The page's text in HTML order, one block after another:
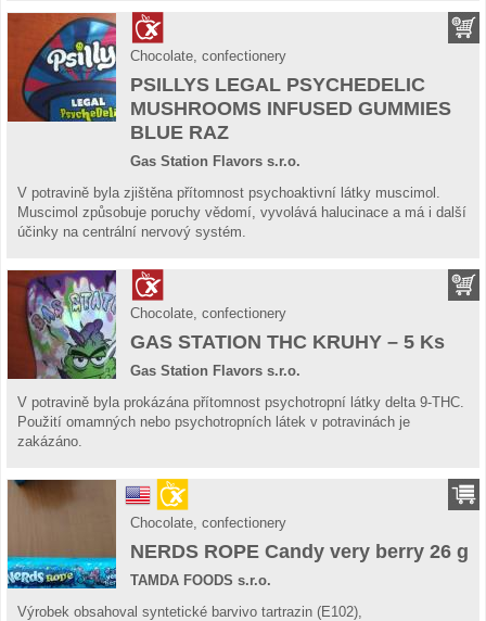
Chocolate, confectionery
PSILLYS LEGAL PSYCHEDELIC
MUSHROOMS INFUSED GUMMIES
BLUE RAZ
Gas Station Flavors s.r.o.
V potravině byla zjištěna přítomnost psychoaktivní látky muscimol.
Muscimol způsobuje poruchy vědomí, vyvolává halucinace a má i další
účinky na centrální nervový systém.
Chocolate, confectionery
GAS STATION THC KRUHY – 5 Ks
Gas Station Flavors s.r.o.
V potravině byla prokázána přítomnost psychotropní látky delta 9-THC.
Použití omamných nebo psychotropních látek v potravinách je
zakázáno.
Chocolate, confectionery
NERDS ROPE Candy very berry 26 g
TAMDA FOODS s.r.o.
Výrobek obsahoval syntetické barvivo tartrazin (E102),